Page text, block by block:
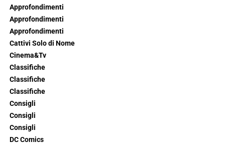
Approfondimenti
Approfondimenti
Approfondimenti
Cattivi Solo di Nome
Cinema&Tv
Classifiche
Classifiche
Classifiche
Consigli
Consigli
Consigli
DC Comics